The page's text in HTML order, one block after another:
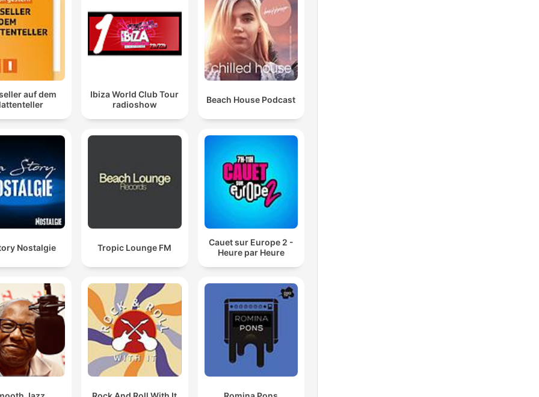
auf dem
Ibiza World Club Tour
radioshow
Beach House Podcast
Nostalgie Tropic Lounge FM
Cauet sur Europe 2 -
Heure par Heure